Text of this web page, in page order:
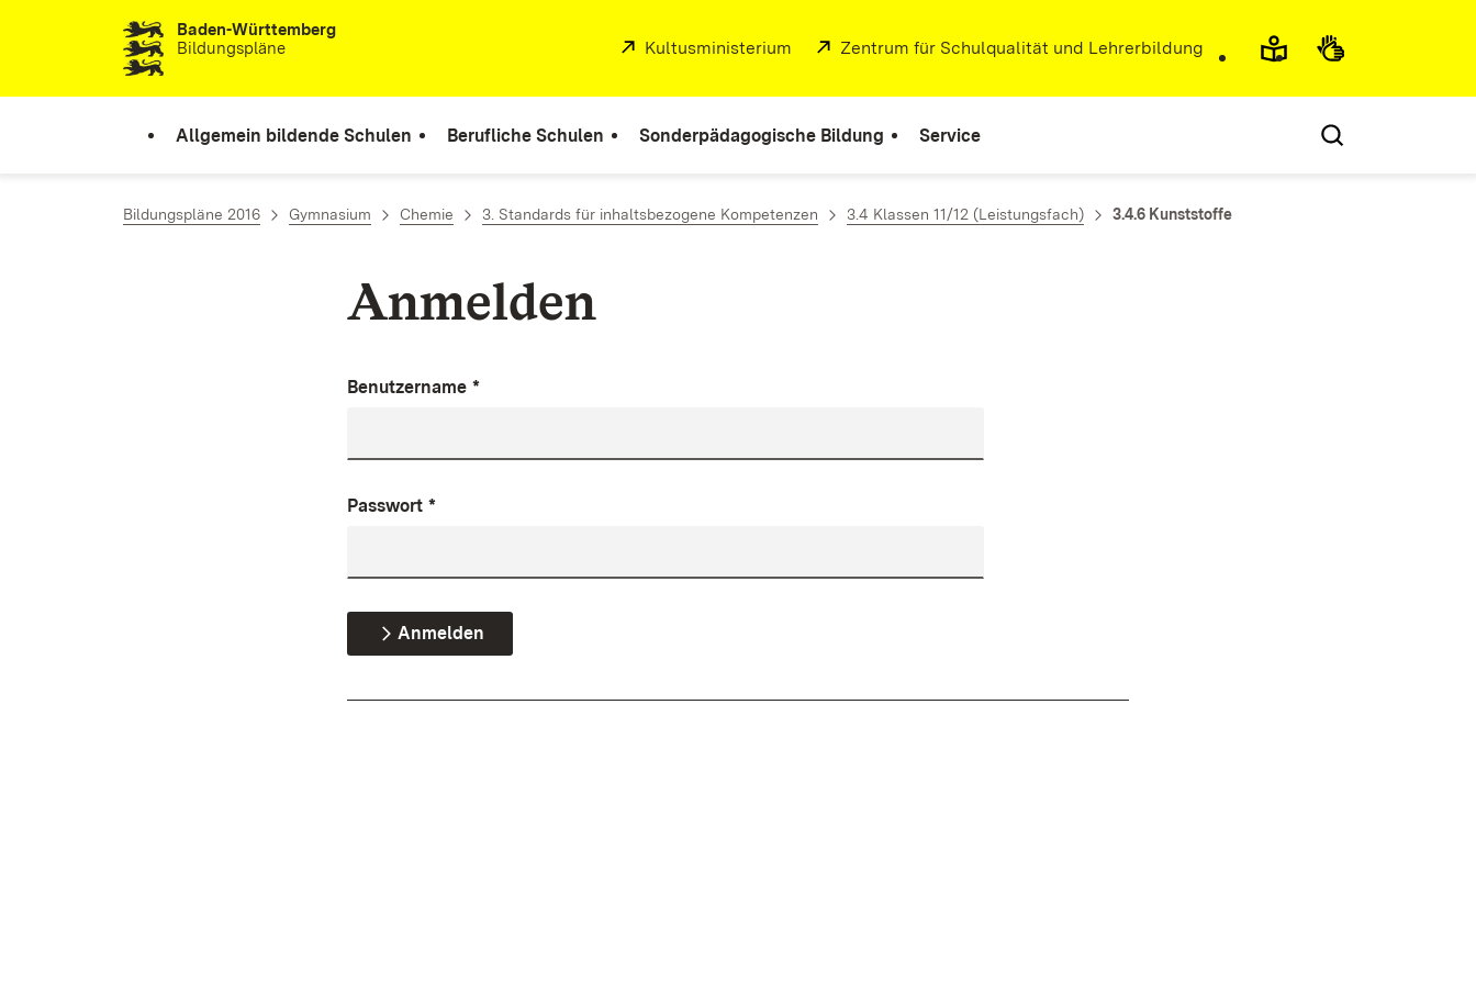
Zum Inhalt springenBaden-Württemberg
Bildungspläne
Extern:
Kultusministerium (Öffnet in neuem Fenster)
Extern:
Zentrum für Schulqualität und Lehrerbildung
Allgemein bildende Schulen Berufliche Schulen Sonderpädagogische Bildung Service
Bildungspläne 2016 Gymnasium Chemie 3. Standards für inhaltsbezogene Kompetenzen 3.4 Klassen 11/12 (Leistungsfach) 3.4.6 Kunststoffe
Anmelden
Benutzername *
Passwort *
Anmelden